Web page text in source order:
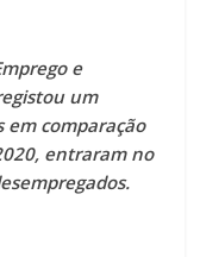
e
um
em comparação
entraram no